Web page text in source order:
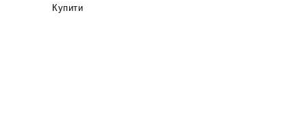
Купити